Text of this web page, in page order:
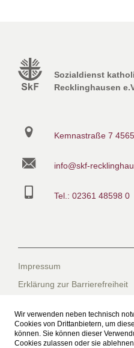
Wir verwenden neben technisch
Cookies von Drittanbietern, um
können. Sie können dieser
Cookies zulassen oder sie
Sozialdienst
Recklinghausen
Kemnastraße 7
info@skf-
Tel.: 02361 48598 0
Impressum
Erklärung zur Barrierefreiheit
Datenschutzerklärung für die
Suche